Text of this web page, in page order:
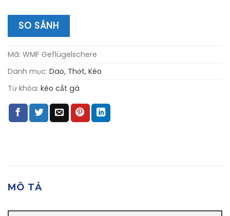
SO SÁNH
Mã: WMF Geflügelschere
Danh mục: Dao, Thớt, Kéo
Từ khóa: kéo cắt gà
MÔ TẢ